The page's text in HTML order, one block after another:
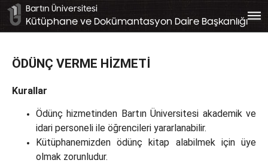
bars
Bartın Üniversitesi
Kütüphane ve Dokümantasyon Daire Başkanlığı
ÖDÜNÇ VERME HİZMETİ
Kurallar
Ödünç hizmetinden Bartın Üniversitesi akademik ve
idari personeli ile öğrencileri yararlanabilir.
Kütüphanemizden ödünç kitap alabilmek için üye
olmak zorunludur.